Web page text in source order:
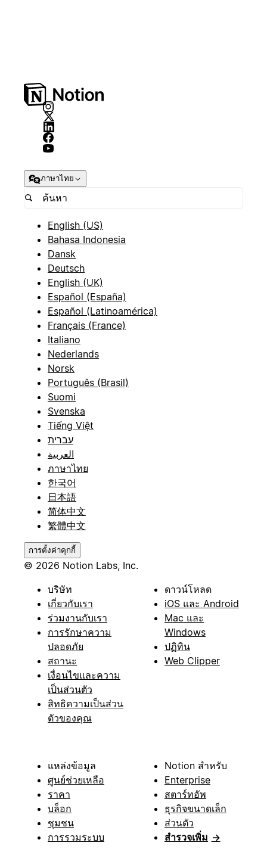
ภาษาไทย
English (US)
Bahasa Indonesia
Dansk
Deutsch
English (UK)
Español (España)
Español (Latinoamérica)
Français (France)
Italiano
Nederlands
Norsk
Português (Brasil)
Suomi
Svenska
Tiếng Việt
עברית
العربية
ภาษาไทย
한국어
日本語
简体中文
繁體中文
การตั้งค่าคุกกี้
© 2026 Notion Labs, Inc.
บริษัท
เกี่ยวกับเรา
ร่วมงานกับเรา
การรักษาความ
ปลอดภัย
สถานะ
เงื่อนไขและความ
เป็นส่วนตัว
สิทธิความเป็นส่วน
ตัวของคุณ
ดาวน์โหลด
iOS และ Android
Mac และ
Windows
ปฏิทิน
Web Clipper
แหล่งข้อมูล
ศูนย์ช่วยเหลือ
ราคา
บล็อก
ชุมชน
การรวมระบบ
Notion สำหรับ
Enterprise
สตาร์ทอัพ
ธุรกิจขนาดเล็ก
ส่วนตัว
สำรวจเพิ่ม →